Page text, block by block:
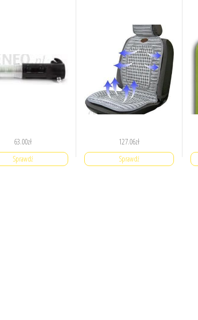
63.00zł
Sprawdź
127.06zł
Sprawdź